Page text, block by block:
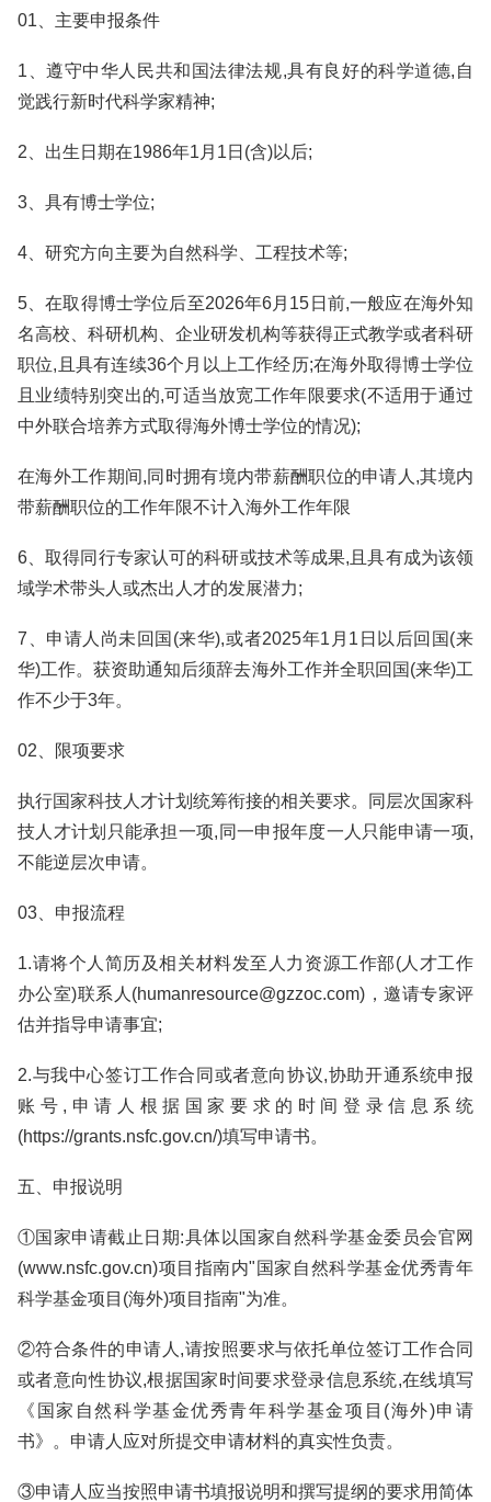
01、主要申报条件
1、遵守中华人民共和国法律法规,具有良好的科学道德,自
觉践行新时代科学家精神;
2、出生日期在1986年1月1日(含)以后;
3、具有博士学位;
4、研究方向主要为自然科学、工程技术等;
5、在取得博士学位后至2026年6月15日前,一般应在海外知
名高校、科研机构、企业研发机构等获得正式教学或者科研
职位,且具有连续36个月以上工作经历;在海外取得博士学位
且业绩特别突出的,可适当放宽工作年限要求(不适用于通过
中外联合培养方式取得海外博士学位的情况);
在海外工作期间,同时拥有境内带薪酬职位的申请人,其境内
带薪酬职位的工作年限不计入海外工作年限
6、取得同行专家认可的科研或技术等成果,且具有成为该领
域学术带头人或杰出人才的发展潜力;
7、申请人尚未回国(来华),或者2025年1月1日以后回国(来
华)工作。获资助通知后须辞去海外工作并全职回国(来华)工
作不少于3年。
02、限项要求
执行国家科技人才计划统筹衔接的相关要求。同层次国家科
技人才计划只能承担一项,同一申报年度一人只能申请一项,
不能逆层次申请。
03、申报流程
1.请将个人简历及相关材料发至人力资源工作部(人才工作
办公室)联系人(humanresource@gzzoc.com)，邀请专家评
估并指导申请事宜;
2.与我中心签订工作合同或者意向协议,协助开通系统申报
账号,申请人根据国家要求的时间登录信息系统
(https://grants.nsfc.gov.cn/)填写申请书。
五、申报说明
①国家申请截止日期:具体以国家自然科学基金委员会官网
(www.nsfc.gov.cn)项目指南内"国家自然科学基金优秀青年
科学基金项目(海外)项目指南"为准。
②符合条件的申请人,请按照要求与依托单位签订工作合同
或者意向性协议,根据国家时间要求登录信息系统,在线填写
《国家自然科学基金优秀青年科学基金项目(海外)申请
书》。申请人应对所提交申请材料的真实性负责。
③申请人应当按照申请书填报说明和撰写提纲的要求用简体